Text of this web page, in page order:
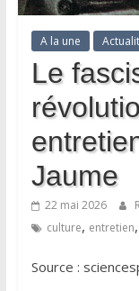
A la une
Le
Jaume
22 mai 2026
culture, entretien,
Source :